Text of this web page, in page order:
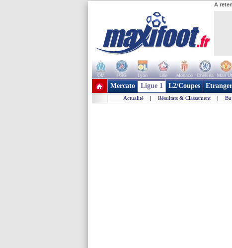
A
OM PSG Lyon Lille Monaco Chelsea Man
+ de clubs
Mercato Ligue 1 L2/Coupes Etranger
Actualité | Résultats & Classement |